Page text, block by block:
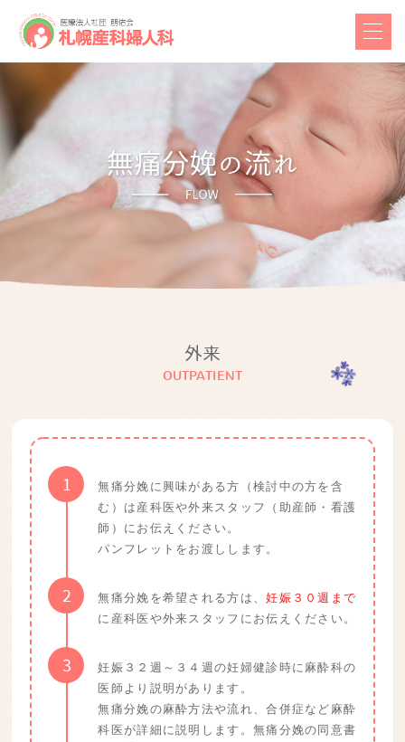
外来
OUTPATIENT
1
無痛分娩に興味がある方（検討中の方を含
む）は産科医や外来スタッフ（助産師・看護
師）にお伝えください。
パンフレットをお渡しします。
2 無痛分娩を希望される方は、妊娠３０週まで
に産科医や外来スタッフにお伝えください。
3
妊娠３２週～３４週の妊婦健診時に麻酔科の
医師より説明があります。
無痛分娩の麻酔方法や流れ、合併症など麻酔
科医が詳細に説明します。無痛分娩の同意書